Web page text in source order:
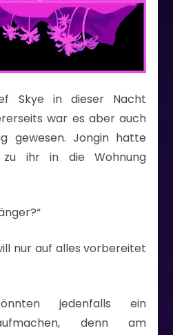
Skye in dieser Nacht
war es aber auch
gewesen. Jongin hatte
ihr in die Wohnung
nur auf alles vorbereitet
jedenfalls ein
denn am